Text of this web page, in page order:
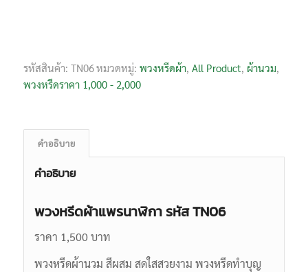
รหัสสินค้า: TN06หมวดหมู่: พวงหรีดผ้า, All Product ผ้านวม
พวงหรีดราคา 1,000 - 2,000
คำอธิบาย
คำอธิบาย
พวงหรีดผ้าแพรนาฬิกา รหัส TN06
ราคา 1,500 บาท
พวงหรีดผ้านวม สีผสม สดใสสวยงาม พวงหรีดทำบุญ